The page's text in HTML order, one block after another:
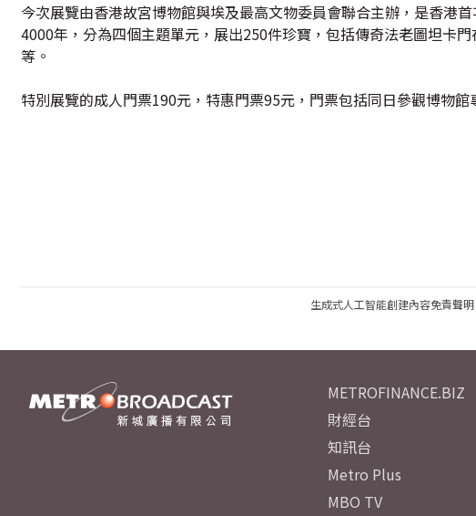
今次展覽由香港故宮博物館與埃及最高文物委員會聯合主辦，是香港
4000年，分為四個主題單元，展出250件珍寶，包括傳奇法老圖坦卡
等。
特別展覽的成人門票190元，特惠門票95元，門票包括同日參觀博物
生成式人工智能創建內容免責聲明
METROFINANCE.BIZ
財經台
知訊台
Metro Plus
MBO TV